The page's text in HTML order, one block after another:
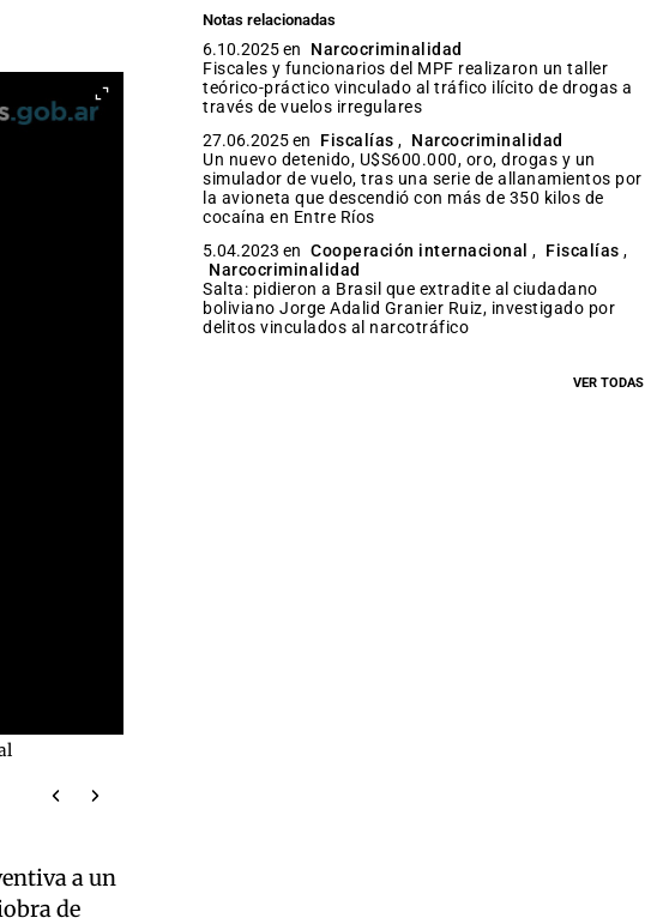
a un
de
Notas relacionadas
6.10.2025 en
Narcocriminalidad
Fiscales y funcionarios del MPF realizaron un taller
teórico-práctico vinculado al tráfico ilícito de drogas a
través de vuelos irregulares
27.06.2025 en
Fiscalías , Narcocriminalidad
Un nuevo detenido, U$S600.000, oro, drogas y un
simulador de vuelo, tras una serie de allanamientos por
la avioneta que descendió con más de 350 kilos de
cocaína en Entre Ríos
5.04.2023 en Cooperación internacional , Fiscalías ,
Narcocriminalidad
Salta: pidieron a Brasil que extradite al ciudadano
boliviano Jorge Adalid Granier Ruiz, investigado por
delitos vinculados al narcotráfico
VER TODAS